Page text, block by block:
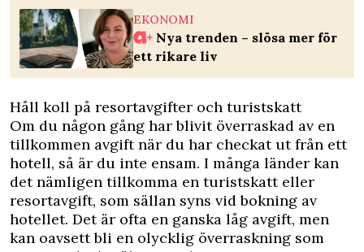
EKONOMI
Nya trenden – slösa mer för
ett rikare liv
Håll koll på resortavgifter och turistskatt
Om du någon gång har blivit överraskad av en
tillkommen avgift när du har checkat ut från ett
hotell, så är du inte ensam. I många länder kan
det nämligen tillkomma en turistskatt eller
resortavgift, som sällan syns vid bokning av
hotellet. Det är ofta en ganska låg avgift, men
kan oavsett bli en olycklig överraskning som